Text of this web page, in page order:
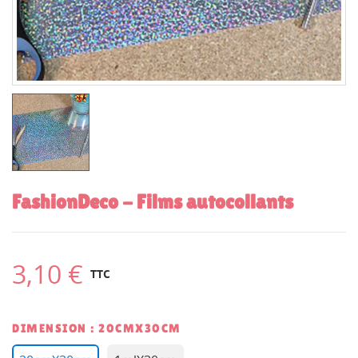
FashionDeco - Films autocollants
3,10 € TTC
DIMENSION : 20CMX30CM